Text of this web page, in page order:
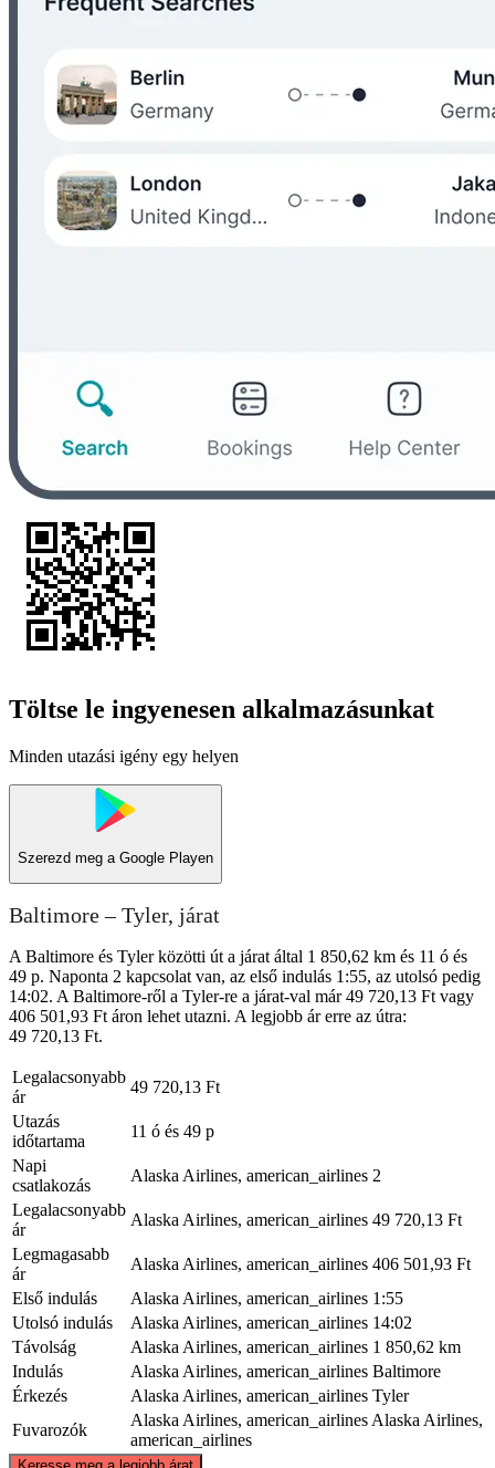
Töltse le ingyenesen alkalmazásunkat
Minden utazási igény egy helyen
Szerezd meg a Google Playen
Baltimore – Tyler, járat
A Baltimore és Tyler közötti út a járat által 1 850,62 km és 11 ó és
49 p. Naponta 2 kapcsolat van, az első indulás 1:55, az utolsó pedig
14:02. A Baltimore-ről a Tyler-re a járat-val már 49 720,13 Ft vagy
406 501,93 Ft áron lehet utazni. A legjobb ár erre az útra:
49 720,13 Ft.
Legalacsonyabb
ár
49 720,13 Ft
Utazás
időtartama
11 ó és 49 p
Napi
csatlakozás
Alaska Airlines, american_airlines 2
Legalacsonyabb
ár
Alaska Airlines, american_airlines 49 720,13 Ft
Legmagasabb
ár
Alaska Airlines, american_airlines 406 501,93 Ft
Első indulás
Alaska Airlines, american_airlines 1:55
Utolsó indulás
Alaska Airlines, american_airlines 14:02
Távolság
Alaska Airlines, american_airlines 1 850,62 km
Indulás
Alaska Airlines, american_airlines Baltimore
Érkezés
Alaska Airlines, american_airlines Tyler
Fuvarozók
Alaska Airlines, american_airlines Alaska Airlines,
american_airlines